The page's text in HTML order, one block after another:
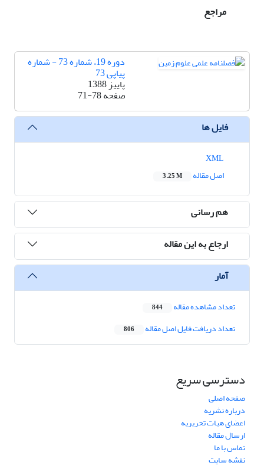
مراجع
دوره 19، شماره 73 - شماره
پیاپی 73
پاییز 1388
صفحه71-78
فایل ها
اصل مقاله
3.25 M
هم رسانی
ارجاع به این مقاله
آمار
تعداد مشاهده مقاله 844
تعداد دریافت فایل اصل مقاله 806
دسترسی سریع
صفحه اصلی
درباره نشریه
اعضای هیات تحریریه
ارسال مقاله
تماس با ما
نقشه سایت